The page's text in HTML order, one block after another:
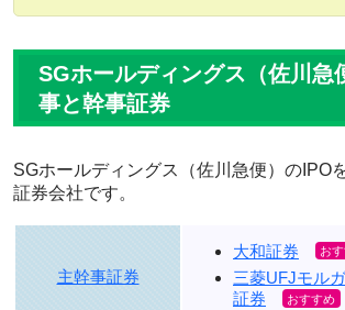
SGホールディングス（佐川急
事と幹事証券
SGホールディングス（佐川急便）のIPO
証券会社です。
主幹事証券
大和証券
三菱UFJモル
証券